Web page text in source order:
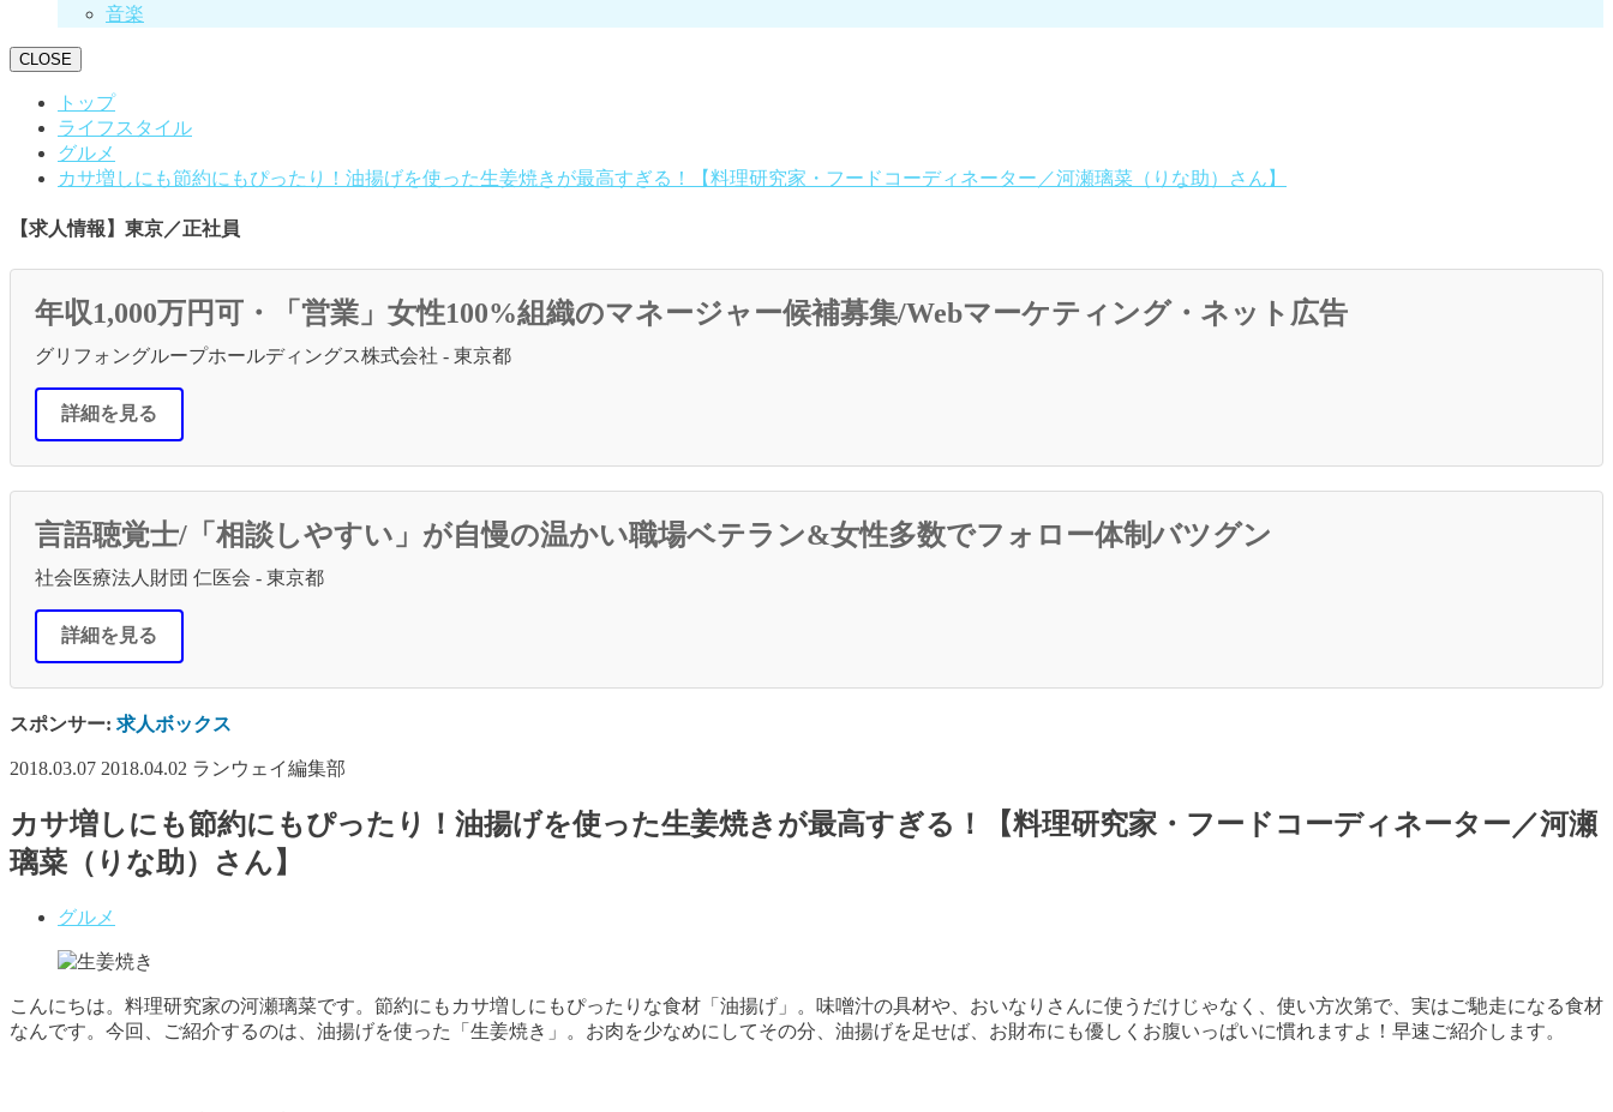
音楽
CLOSE
トップ
ライフスタイル
グルメ
カサ増しにも節約にもぴったり！油揚げを使った生姜焼きが最高すぎる！【料理研究家・フードコーディネーター／河瀬璃菜（りな助）さん】
【求人情報】東京／正社員
年収1,000万円可・「営業」女性100%組織のマネージャー候補募集/Webマーケティング・ネット広告
グリフォングループホールディングス株式会社 - 東京都
詳細を見る
言語聴覚士/「相談しやすい」が自慢の温かい職場ベテラン&女性多数でフォロー体制バツグン
社会医療法人財団 仁医会 - 東京都
詳細を見る
スポンサー: 求人ボックス
2018.03.07 2018.04.02 ランウェイ編集部
カサ増しにも節約にもぴったり！油揚げを使った生姜焼きが最高すぎる！【料理研究家・フードコーディネーター／河瀬
璃菜（りな助）さん】
グルメ
こんにちは。料理研究家の河瀬璃菜です。節約にもカサ増しにもぴったりな食材「油揚げ」。味噌汁の具材や、おいなりさんに使うだけじゃなく、使い方次第で、実はご馳走になる食材
なんです。今回、ご紹介するのは、油揚げを使った「生姜焼き」。お肉を少なめにしてその分、油揚げを足せば、お財布にも優しくお腹いっぱいに慣れますよ！早速ご紹介します。